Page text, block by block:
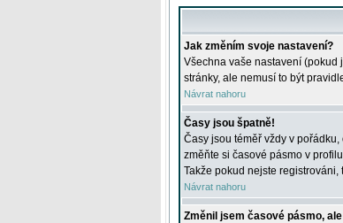
Jak změním svoje nastavení?
Všechna vaše nastavení (pokud
stránky, ale nemusí to být
Návrat nahoru
Časy jsou špatně!
Časy jsou téměř vždy v
změňte si časové pásmo v
Takže pokud nejste
Návrat nahoru
Změnil jsem časové pásmo,